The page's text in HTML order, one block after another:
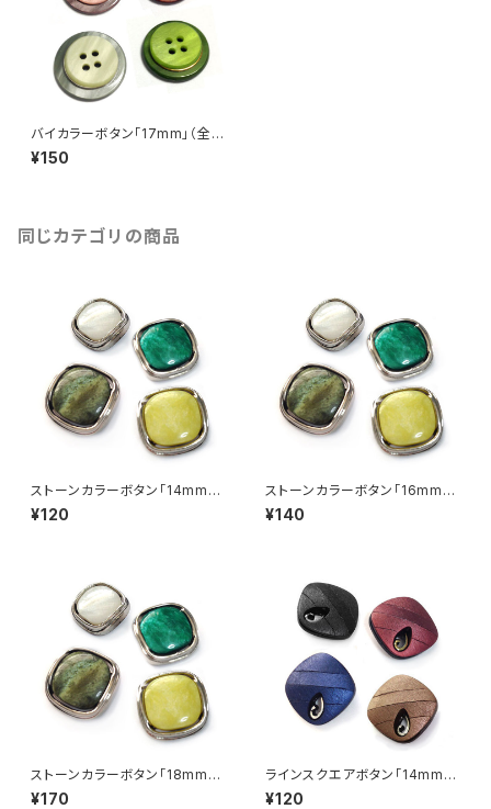
バイカラーボタン「17mm」（全4
色）【A0005】
¥150
同じカテゴリの商品
ストーンカラーボタン「14mm」
（全4色）【A0001】
¥120
ストーンカラーボタン「16mm」
（全4色）【A0001】
¥140
ストーンカラーボタン「18mm」
（全4色）【A0001】
¥170
ラインスクエアボタン「14mm」
（全4色）【A0002】
¥120